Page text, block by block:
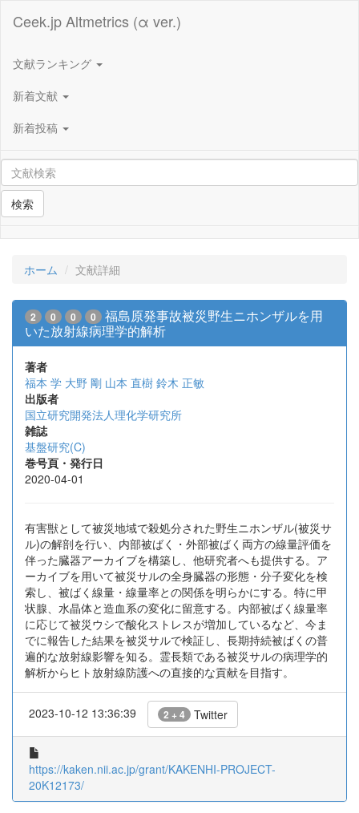
Ceek.jp Altmetrics (α ver.)
文献ランキング
新着文献
新着投稿
検索
ホーム 文献詳細
2 0 0 0
福島原発事故被災野生ニホンザルを用
いた放射線病理学的解析
著者
福本 学 大野 剛 山本 直樹 鈴木 正敏
出版者
国立研究開発法人理化学研究所
雑誌
基盤研究(C)
巻号頁・発行日
2020-04-01
有害獣として被災地域で殺処分された野生ニホンザル(被災サ
ル)の解剖を行い、内部被ばく・外部被ばく両方の線量評価を
伴った臓器アーカイブを構築し、他研究者へも提供する。ア
ーカイブを用いて被災サルの全身臓器の形態・分子変化を検
索し、被ばく線量・線量率との関係を明らかにする。特に甲
状腺、水晶体と造血系の変化に留意する。内部被ばく線量率
に応じて被災ウシで酸化ストレスが増加しているなど、今ま
でに報告した結果を被災サルで検証し、長期持続被ばくの普
遍的な放射線影響を知る。霊長類である被災サルの病理学的
解析からヒト放射線防護への直接的な貢献を目指す。
2023-10-12 13:36:39 2 + 4 Twitter
https://kaken.nii.ac.jp/grant/KAKENHI-PROJECT-
20K12173/